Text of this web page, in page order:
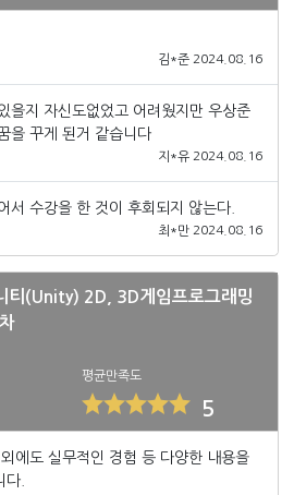
김*준 2024.08.16
을지 자신도없었고 어려웠지만 우상준
을 꾸게 된거 같습니다
지*유 2024.08.16
서 수강을 한 것이 후회되지 않는다.
최*만 2024.08.16
티(Unity) 2D, 3D게임프로그래밍
평균만족도
5
에도 실무적인 경험 등 다양한 내용을
다.